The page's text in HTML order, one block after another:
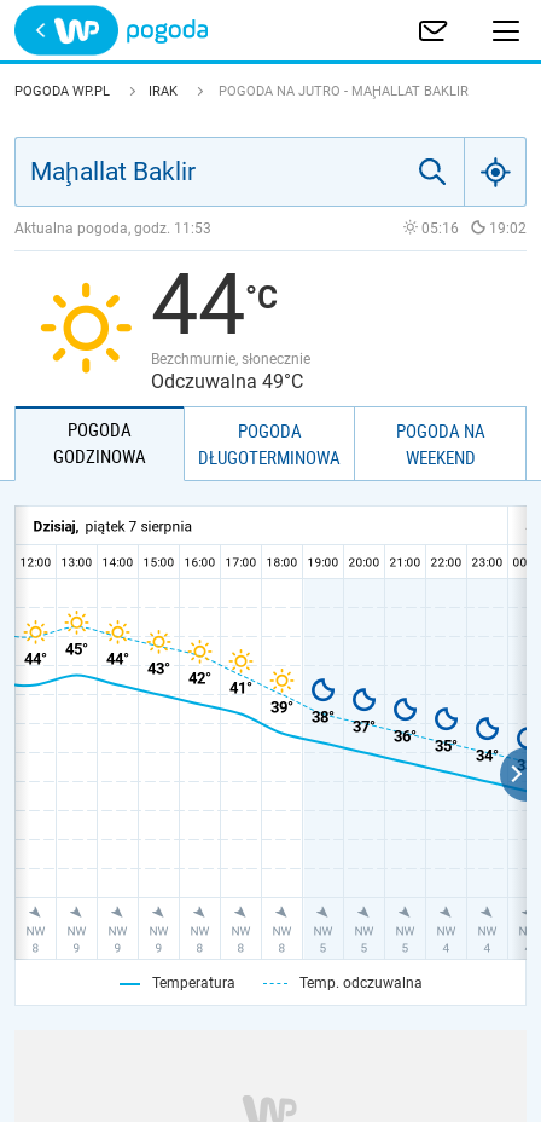
Trwa ładowanie
POLSKA
POGODA WP.PL IRAK POGODA NA JUTRO - MAḨALLAT BAKLIR
Aktualna pogoda, godz. 11:53 05:16 19:02
44
Bezchmurnie, słonecznie
Odczuwalna 49°C
POGODA
GODZINOWA
POGODA
DŁUGOTERMINOWA
POGODA NA
WEEKEND
Temperatura Temp. odczuwalna